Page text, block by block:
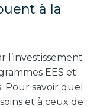
à la
l’investissement
EES et
Pour savoir quel
et à ceux de